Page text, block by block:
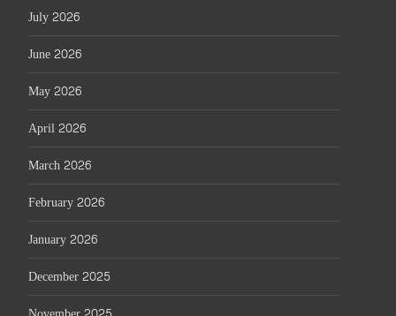
July 2026
June 2026
May 2026
April 2026
March 2026
February 2026
January 2026
December 2025